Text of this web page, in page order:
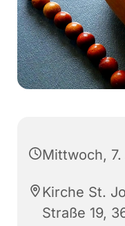
Mittwoch,
Kirche St.
Straße 19,